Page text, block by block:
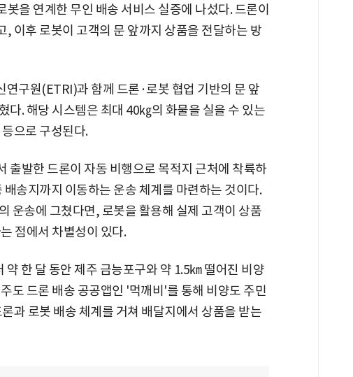
을 연계한 무인 배송 서비스 실증에 나섰다. 드론이
이후 로봇이 고객의 문 앞까지 상품을 전달하는 방
구원(ETRI)과 함께 드론·로봇 협업 기반의 문 앞
다. 해당 시스템은 최대 40㎏의 화물을 실을 수 있는
으로 구성된다.
출발한 드론이 자동 비행으로 목적지 근처에 착륙하
송지까지 이동하는 운송 체계를 마련하는 것이다.
운송에 그쳤다면, 로봇을 활용해 실제 고객이 상품
점에서 차별성이 있다.
한 달 동안 제주 금능포구와 약 1.5㎞ 떨어진 비양
도 드론 배송 공공앱인 '먹깨비'를 통해 비양도 주민
과 로봇 배송 체계를 거쳐 배달지에서 상품을 받는